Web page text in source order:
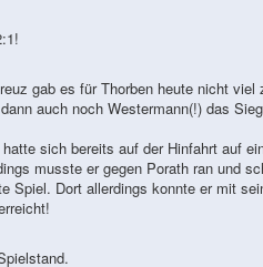
gab es für Thorben heute nicht
auch noch Westermann(!) das
sich bereits auf der Hinfahrt auf
musste er gegen Porath ran und
Spiel. Dort allerdings konnte er mit